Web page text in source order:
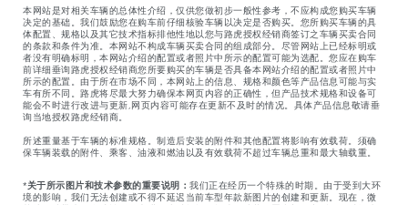
本网站是对相关车辆的总体性介绍，仅供您做初步一般性参考，不应构成您购买车辆
决定的基础。我们鼓励您在购车前仔细核验车辆以决定是否购买。您所购买车辆的具
体配置、规格以及其它技术指标排他性地以您与路虎授权经销商签订之车辆买卖合同
的条款和条件为准。本网站不构成车辆买卖合同的组成部分。尽管网站上已经标明或
者没有明确标明，本网站介绍的配置或者照片中所示的配置可能为选配。您应在购车
前详细垂询路虎授权经销商您所要购买的车辆是否具备本网站介绍的配置或者照片中
所示的配置。由于所在市场不同，本网站上的信息、规格和颜色等产品信息可能与实
车有所不同。路虎将尽最大努力确保本网页内容的正确性，但产品技术规格和设备可
能会不时进行改进与更新,网页内容可能存在更新不及时的情况。具体产品信息敬请垂
询当地授权路虎经销商。
所述重量基于车辆的标准规格。制造后安装的附件和其他配置将影响有效载荷。须确
保车辆装载的附件、乘客、油液和燃油以及有效载荷不超过车辆总重和最大轴载重。
*关于所示图片和技术参数的重要说明： 我们正在经历一个特殊的时期。由于受到大环
境的影响，我们无法创建或不得不延迟当前车型年款新图片的创建和更新。现在，微